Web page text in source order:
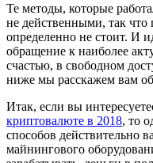
Те методы, которые
не действенными, так что
определенно не стоит. И
обращение к наиболее
счастью, в свободном
ниже мы расскажем вам
Итак, если вы
криптовалюте в 2018, то
способов действительно
майнингового